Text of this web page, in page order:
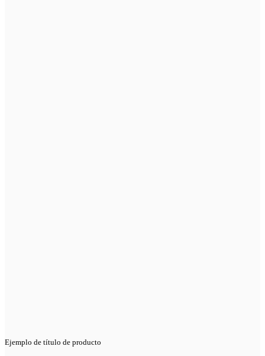
Ejemplo de título de producto